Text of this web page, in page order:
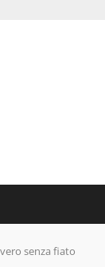
senza fiato